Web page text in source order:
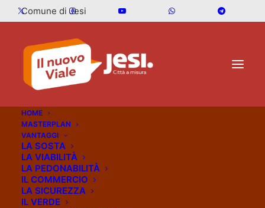
Comune di Jesi
HOME
MASTERPLAN
VANTAGGI
LA SOSTA
LA VIABILITÀ
LA PEDONABILITÀ
IL COMMERCIO
LA SICUREZZA
IL VERDE
NEWS
18 Febbraio 2026